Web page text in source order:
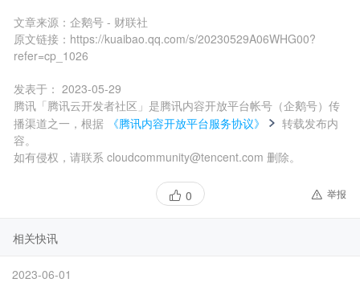
文章来源： 企鹅号 - 财联社
原文链接： https://kuaibao.qq.com/s/20230529A06WHG00?
refer=cp_1026
发表于： 2023-05-29
腾讯「腾讯云开发者社区」是腾讯内容开放平台帐号（企鹅号）传
播渠道之一，根据
《腾讯内容开放平台服务协议》
转载发布内
容。
如有侵权，请联系 cloudcommunity@tencent.com 删除。
0 举报
相关快讯
2023-06-01